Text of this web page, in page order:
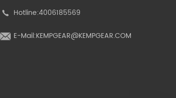
Hotline:4006185569
E-Mail:KEMPGEAR@KEMPGEAR.COM